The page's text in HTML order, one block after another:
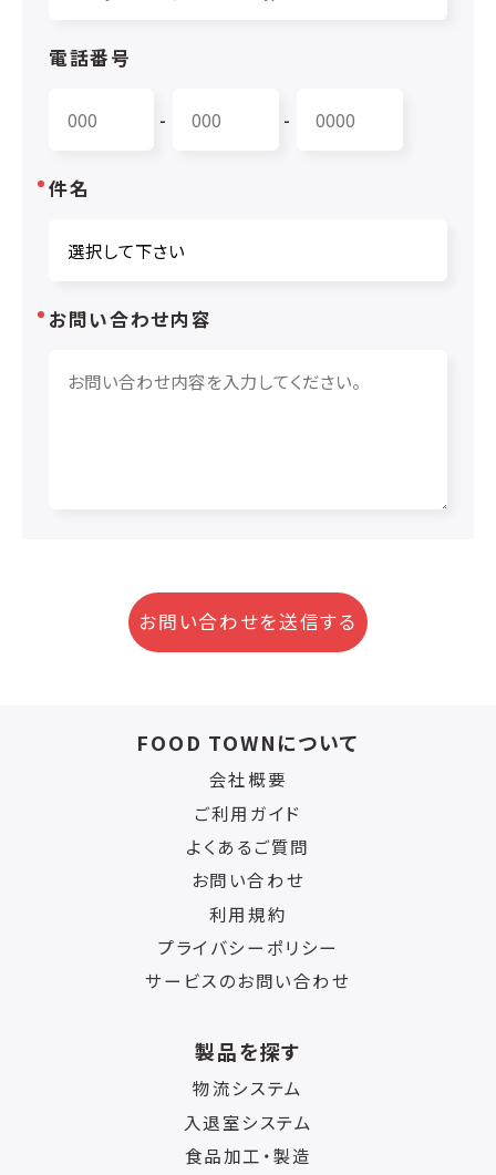
電話番号
- -
件名
お問い合わせ内容
お問い合わせを送信する
FOOD TOWNについて
会社概要
ご利用ガイド
よくあるご質問
お問い合わせ
利用規約
プライバシーポリシー
サービスのお問い合わせ
製品を探す
物流システム
入退室システム
食品加工・製造